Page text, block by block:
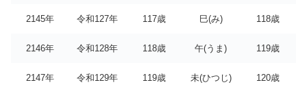
2145年 令和127年 117歳 巳(み) 118歳
2146年 令和128年 118歳 午(うま) 119歳
2147年 令和129年 119歳 未(ひつじ) 120歳